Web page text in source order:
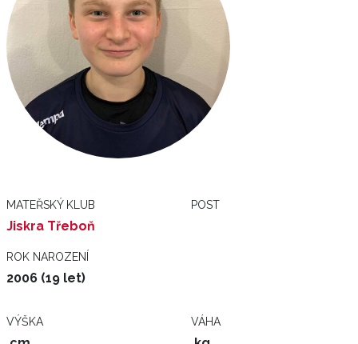
MATEŘSKÝ KLUB
Jiskra Třeboň
POST
ROK NAROZENÍ
2006 (19 let)
VÝŠKA VÁHA